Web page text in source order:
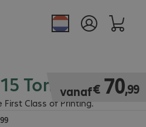
Toner
First Class of Printing.
vanaf€ 70,99
€ 70,99
99